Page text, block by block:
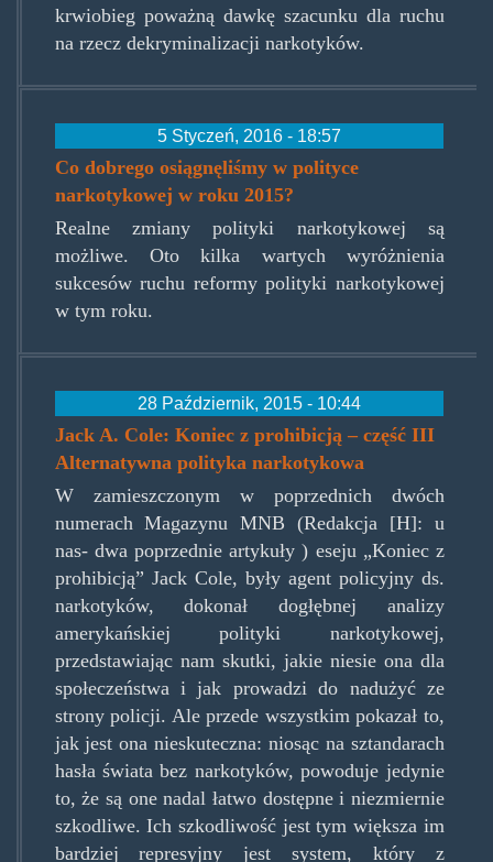
krwiobieg poważną dawkę szacunku dla ruchu
na rzecz dekryminalizacji narkotyków.
5 Styczeń, 2016 - 18:57
Co dobrego osiągnęliśmy w polityce
narkotykowej w roku 2015?
Realne zmiany polityki narkotykowej są
możliwe. Oto kilka wartych wyróżnienia
sukcesów ruchu reformy polityki narkotykowej
w tym roku.
28 Październik, 2015 - 10:44
Jack A. Cole: Koniec z prohibicją – część III
Alternatywna polityka narkotykowa
W zamieszczonym w poprzednich dwóch
numerach Magazynu MNB (Redakcja [H]: u
nas- dwa poprzednie artykuły ) eseju „Koniec z
prohibicją” Jack Cole, były agent policyjny ds.
narkotyków, dokonał dogłębnej analizy
amerykańskiej polityki narkotykowej,
przedstawiając nam skutki, jakie niesie ona dla
społeczeństwa i jak prowadzi do nadużyć ze
strony policji. Ale przede wszystkim pokazał to,
jak jest ona nieskuteczna: niosąc na sztandarach
hasła świata bez narkotyków, powoduje jedynie
to, że są one nadal łatwo dostępne i niezmiernie
szkodliwe. Ich szkodliwość jest tym większa im
bardziej represyjny jest system, który z